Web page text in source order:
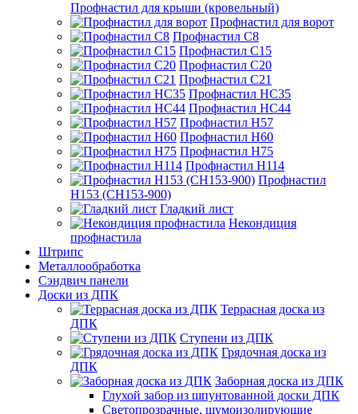
Профнастил для крыши (кровельный)
Профнастил для ворот
Профнастил С8
Профнастил С15
Профнастил С20
Профнастил С21
Профнастил НС35
Профнастил НС44
Профнастил Н57
Профнастил Н60
Профнастил Н75
Профнастил Н114
Профнастил
Н153 (СН153-900)
Гладкий лист
Некондиция
профнастила
Штрипс
Металлообработка
Сэндвич панели
Доски из ДПК
Террасная доска из
ДПК
Ступени из ДПК
Грядочная доска из
ДПК
Заборная доска из ДПК
Глухой забор из шпунтованной доски ДПК
Светопрозрачные, шумоизолирующие